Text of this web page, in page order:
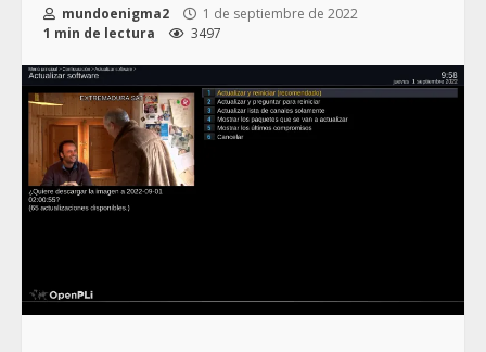
mundoenigma2
1 de septiembre de 2022
1 min de lectura
3497